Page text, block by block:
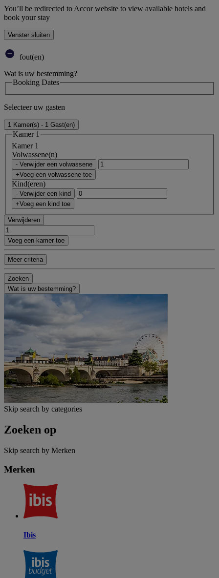
You’ll be redirected to Accor website to view available hotels and
book your stay
Venster sluiten
fout(en)
Wat is uw bestemming?
Booking Dates
Selecteer uw gasten
1 Kamer(s) - 1 Gast(en)
Kamer 1
Kamer 1
Volwassene(n)
- Verwijder een volwassene
+Voeg een volwassene toe
Kind(eren)
- Verwijder een kind
+Voeg een kind toe
Verwijderen
Voeg een kamer toe
Meer criteria
Zoeken
Wat is uw bestemming?
Skip search by categories
Zoeken op
Skip search by Merken
Merken
Ibis